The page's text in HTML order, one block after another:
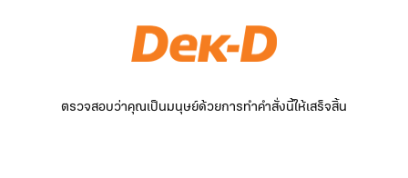
ตรวจสอบว่าคุณเป็นมนุษย์ด้วยการทำคำสั่งนี้ให้เสร็จสิ้น